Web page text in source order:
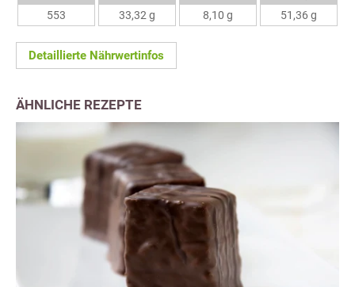
553
33,32 g
8,10 g
51,36 g
Detaillierte Nährwertinfos
ÄHNLICHE REZEPTE